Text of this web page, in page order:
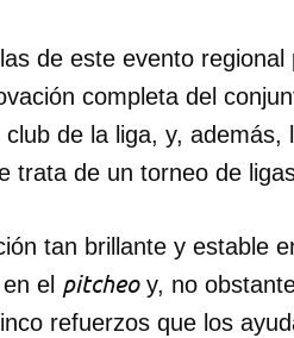
de este evento
completa del
de la liga, y, además,
trata de un torneo de
tan brillante y estable
el pitcheoy, no
refuerzos que los